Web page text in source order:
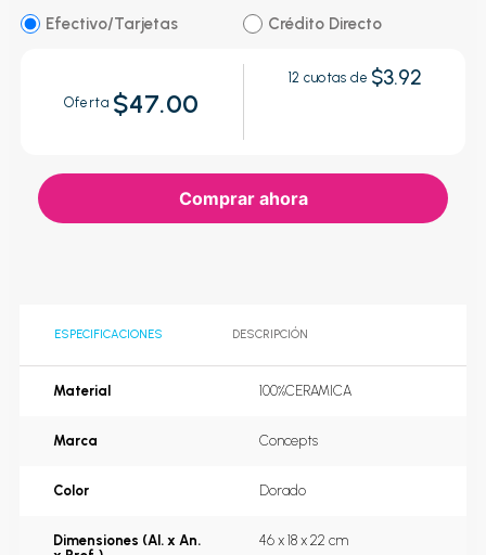
Efectivo/Tarjetas
Crédito Directo
Oferta $47.00
12 cuotas de $3.92
Comprar ahora
ESPECIFICACIONES DESCRIPCIÓN
Material 100%CERAMICA
Marca Concepts
Color Dorado
Dimensiones (Al. x An.
46 x 18 x 22 cm